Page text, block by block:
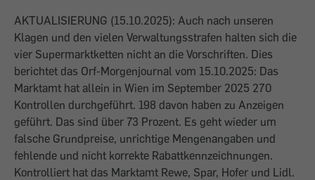
AKTUALISIERUNG (15.10.2025): Auch nach unseren
Klagen und den vielen Verwaltungsstrafen halten sich die
vier Supermarktketten nicht an die Vorschriften. Dies
berichtet das Orf-Morgenjournal vom 15.10.2025: Das
Marktamt hat allein in Wien im September 2025 270
Kontrollen durchgeführt. 198 davon haben zu Anzeigen
geführt. Das sind über 73 Prozent. Es geht wieder um
falsche Grundpreise, unrichtige Mengenangaben und
fehlende und nicht korrekte Rabattkennzeichnungen.
Kontrolliert hat das Marktamt Rewe, Spar, Hofer und Lidl.